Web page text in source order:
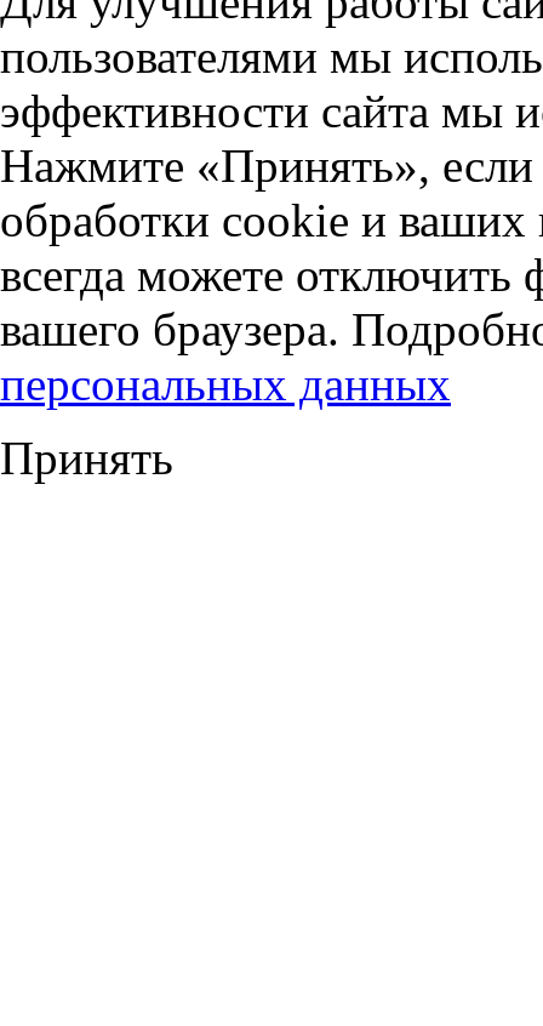
пользователями мы
эффективности сайта мы
Нажмите «Принять», если
обработки cookie и
всегда можете отключить
вашего браузера.
персональных данных
Принять